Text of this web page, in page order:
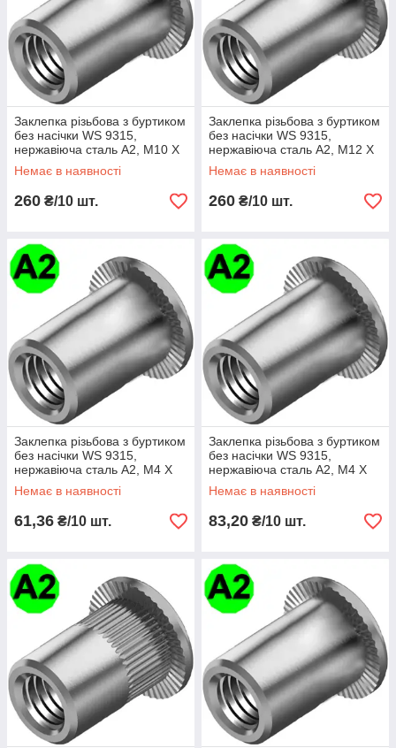
Заклепка різьбова з буртиком
без насічки WS 9315,
нержавіюча сталь A2, М10 X
24
Немає в наявності
260 ₴/10 шт.
Заклепка різьбова з буртиком
без насічки WS 9315,
нержавіюча сталь A2, М12 X
24
Немає в наявності
260 ₴/10 шт.
Заклепка різьбова з буртиком
без насічки WS 9315,
нержавіюча сталь A2, М4 X
10
Немає в наявності
61,36 ₴/10 шт.
Заклепка різьбова з буртиком
без насічки WS 9315,
нержавіюча сталь A2, М4 X
14
Немає в наявності
83,20 ₴/10 шт.